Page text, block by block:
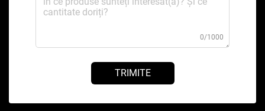
0/1000
TRIMITE